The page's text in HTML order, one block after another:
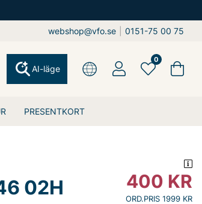
webshop@vfo.se 0151-75 00 75
PRESENTKORT
AI-läge
0
02H 400 KR
ORD.PRIS 1999 KR